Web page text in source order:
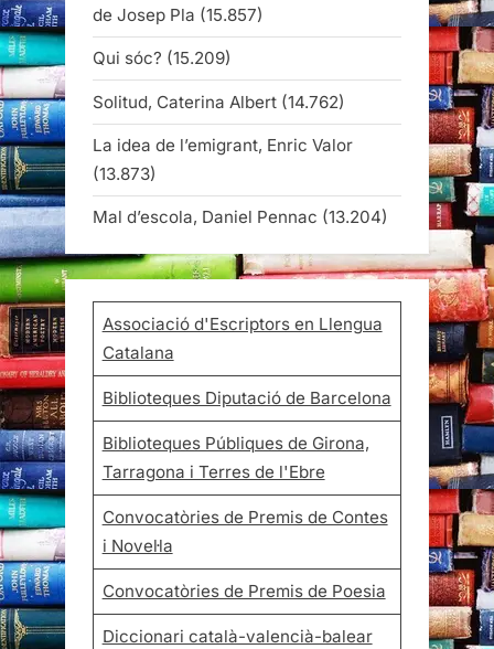
de Josep Pla (15.857)
Qui sóc? (15.209)
Solitud, Caterina Albert (14.762)
La idea de l’emigrant, Enric Valor
(13.873)
Mal d’escola, Daniel Pennac (13.204)
Associació d'Escriptors en Llengua
Catalana
Biblioteques Diputació de Barcelona
Biblioteques Públiques de Girona,
Tarragona i Terres de l'Ebre
Convocatòries de Premis de Contes
i Novel·la
Convocatòries de Premis de Poesia
Diccionari català-valencià-balear